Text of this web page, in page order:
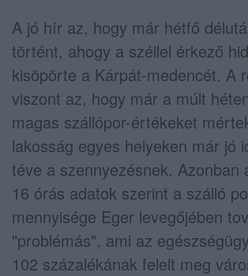
A jó hír az, hogy már hétfő
történt, ahogy a széllel érkező
kisöpörte a Kárpát-medencét. A
viszont az, hogy már a múlt
magas szállópor-értékeket
lakosság egyes helyeken már jó
téve a szennyezésnek. Azonban
16 órás adatok szerint a szálló
mennyisége Eger levegőjében
"problémás", ami az
102 százalékának felelt meg